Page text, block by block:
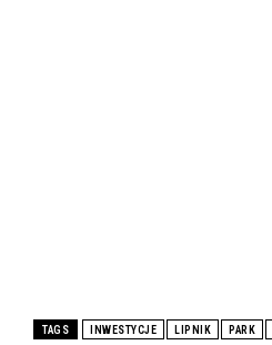
TAGS INWESTYCJE LIPNIK PARK